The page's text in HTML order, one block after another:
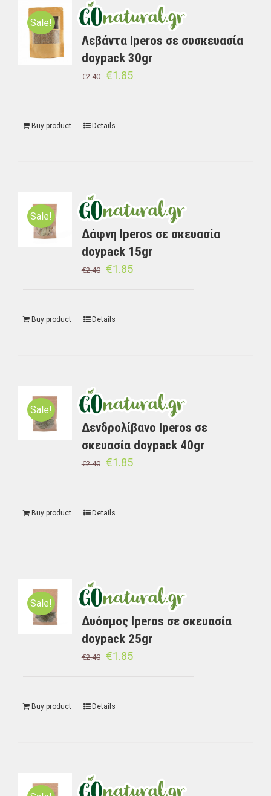
Sale!
Λεβάντα Iperos σε συσκευασία
doypack 30gr
€2.40 €1.85
Buy product Details
Sale!
Δάφνη Iperos σε σκευασία
doypack 15gr
€2.40 €1.85
Buy product Details
Sale!
Δενδρολίβανο Iperos σε
σκευασία doypack 40gr
€2.40 €1.85
Buy product Details
Sale!
Δυόσμος Iperos σε σκευασία
doypack 25gr
€2.40 €1.85
Buy product Details